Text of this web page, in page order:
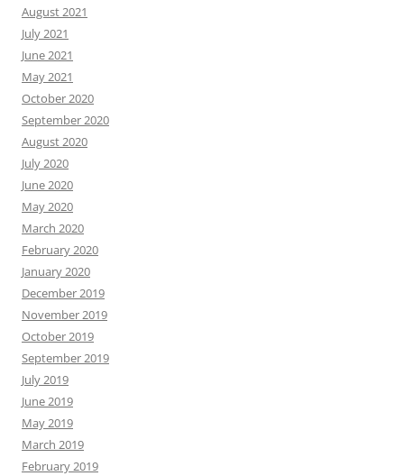
August 2021
July 2021
June 2021
May 2021
October 2020
September 2020
August 2020
July 2020
June 2020
May 2020
March 2020
February 2020
January 2020
December 2019
November 2019
October 2019
September 2019
July 2019
June 2019
May 2019
March 2019
February 2019